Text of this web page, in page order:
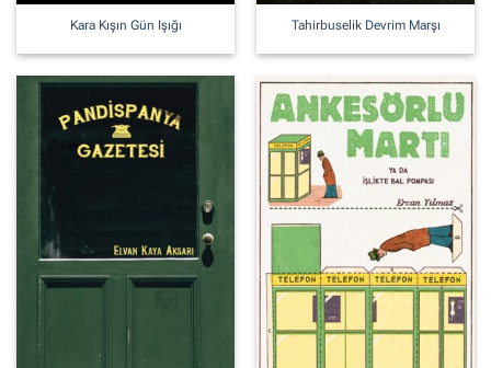
Kara Kışın Gün Işığı Tahirbuselik Devrim Marşı